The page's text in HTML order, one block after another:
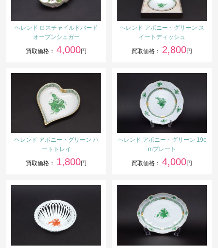
ヘレンド ロスチャイルドバード
オープンシュガー
買取価格： 4,000円
ヘレンド アポニー・グリーン ス
イートディッシュ
買取価格： 2,800円
ヘレンド アポニー・グリーン ハ
ートトレイ
買取価格： 1,800円
ヘレンド アポニー・グリーン 19c
mプレート
買取価格： 4,000円